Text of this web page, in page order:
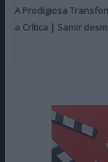
A Prodigiosa
a Crítica | Samir